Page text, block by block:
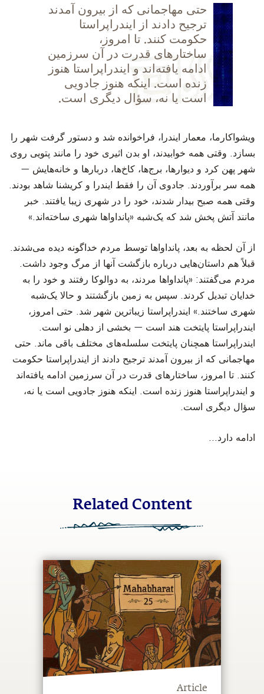
‫حتی مهاجمانی که از بیرون آمدند
ترجیح دادند از ایندراپراستا
حکومت کنند. تا امروز،
ساختارهای قدرت در آن سرزمین
ادامه یافته‌اند و ایندراپراستا هنوز
زنده است. اینکه هنوز جادویی
است یا نه، سؤال دیگری است.
‫ویشواکارما، معمار ایندرا، فراخوانده شد و دستور گرفت شهر را
بسازد. وقتی همه خوابیدند، او بدن اثیری‌ خود را مانند پتویی روی
شهر پهن کرد و دیوارها، برج‌ها، کاخ‌ها، دربارها و خانه‌هایش —
همه سر برآوردند. جادوی آن را فقط ایندرا و کریشنا شاهد بودند.
وقتی همه صبح بیدار شدند، خود را در شهری زیبا یافتند. خبر
مانند آتش پخش شد که یک‌شبه «پانداواها شهری ساخته‌اند.»
‫از آن لحظه به بعد، پانداواها توسط مردم خداگونه دیده می‌شدند.
قبلاً هم داستان‌هایی درباره بازگشت آنها از مرگ وجود داشت.
مردم می‌گفتند: «پانداواها مردند، به دوالوکا رفتند و خود را به
خدایان تبدیل کردند. سپس به زمین بازگشتند و حالا یک‌شبه
شهری ساختند.» ایندراپراستا زیباترین شهر شد. حتی امروز،
ایندراپراستا پایتخت هند است — بخشی از دهلی نو است.
ایندراپراستا همچنان پایتخت سلسله‌های مختلف باقی ماند. حتی
مهاجمانی که از بیرون آمدند ترجیح دادند از ایندراپراستا حکومت
کنند. تا امروز، ساختارهای قدرت در آن سرزمین ادامه یافته‌اند
و ایندراپراستا هنوز زنده است. اینکه هنوز جادویی است یا نه،
سؤال دیگری است.
‫ادامه دارد...
Related Content
Article